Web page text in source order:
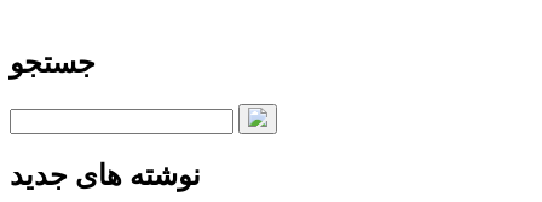
جستجو
نوشته های جدید